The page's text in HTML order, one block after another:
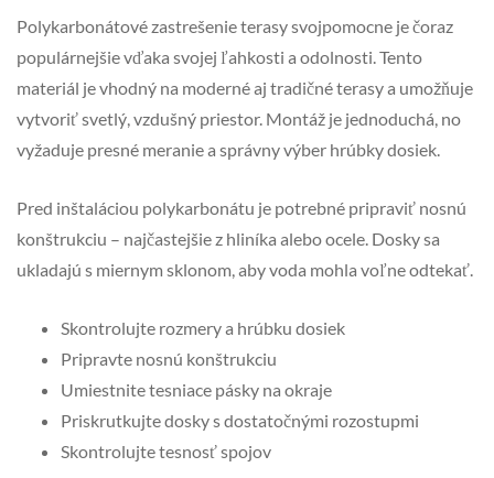
Polykarbonátové zastrešenie terasy svojpomocne je čoraz
populárnejšie vďaka svojej ľahkosti a odolnosti. Tento
materiál je vhodný na moderné aj tradičné terasy a umožňuje
vytvoriť svetlý, vzdušný priestor. Montáž je jednoduchá, no
vyžaduje presné meranie a správny výber hrúbky dosiek.
Pred inštaláciou polykarbonátu je potrebné pripraviť nosnú
konštrukciu – najčastejšie z hliníka alebo ocele. Dosky sa
ukladajú s miernym sklonom, aby voda mohla voľne odtekať.
Skontrolujte rozmery a hrúbku dosiek
Pripravte nosnú konštrukciu
Umiestnite tesniace pásky na okraje
Priskrutkujte dosky s dostatočnými rozostupmi
Skontrolujte tesnosť spojov